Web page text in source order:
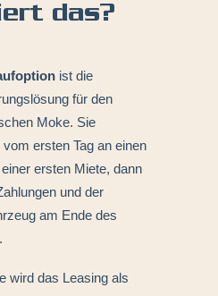
das?
ist die
für den
Moke. Sie
ersten Tag an einen
ersten Miete, dann
und der
am Ende des
wird das Leasing als